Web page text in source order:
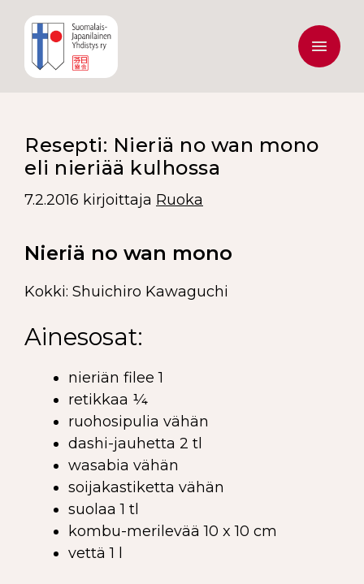
Resepti: Nieriä no wan mono
eli nieriää kulhossa
7.2.2016 kirjoittaja Ruoka
Nieriä no wan mono
Kokki: Shuichiro Kawaguchi
Ainesosat:
nieriän filee 1
retikkaa ¼
ruohosipulia vähän
dashi-jauhetta 2 tl
wasabia vähän
soijakastiketta vähän
suolaa 1 tl
kombu-merilevää 10 x 10 cm
vettä 1 l